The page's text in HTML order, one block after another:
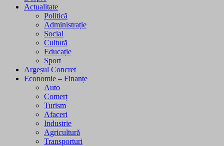
Actualitate
Politică
Administrație
Social
Cultură
Educație
Sport
Argeșul Concret
Economie – Finanțe
Auto
Comerț
Turism
Afaceri
Industrie
Agricultură
Transporturi